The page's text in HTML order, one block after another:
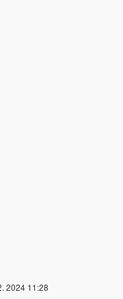
2024 11:28